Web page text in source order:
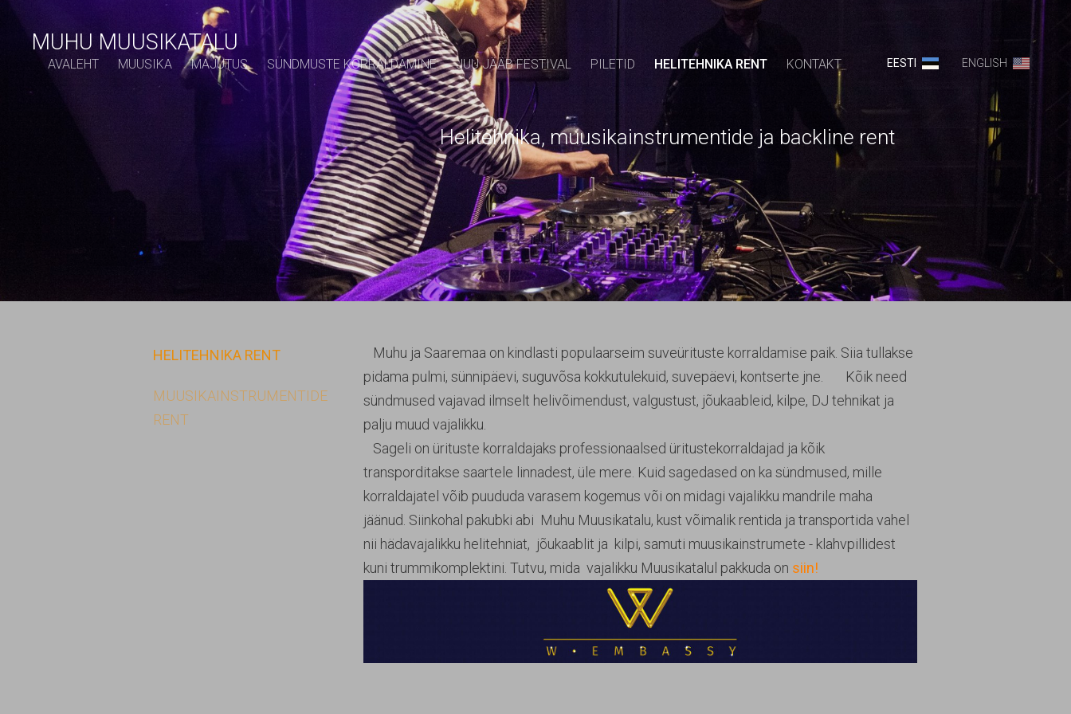
MUHU MUUSIKATALU
AVALEHT MUUSIKA MAJUTUS SÜNDMUSTE KORRALDAMINE JUU JÄÄB FESTIVAL PILETID HELITEHNIKA RENT KONTAKT EESTI ENGLISH
Helitehnika, muusikainstrumentide ja backline rent
HELITEHNIKA RENT
MUUSIKAINSTRUMENTIDE
RENT
Muhu ja Saaremaa on kindlasti populaarseim suveürituste korraldamise paik. Siia tullakse
pidama pulmi, sünnipäevi, suguvõsa kokkutulekuid, suvepäevi, kontserte jne. Kõik need
sündmused vajavad ilmselt helivõimendust, valgustust, jõukaableid, kilpe, DJ tehnikat ja
palju muud vajalikku.
Sageli on ürituste korraldajaks professionaalsed üritustekorraldajad ja kõik
transporditakse saartele linnadest, üle mere. Kuid sagedased on ka sündmused, mille
korraldajatel võib puududa varasem kogemus või on midagi vajalikku mandrile maha
jäänud. Siinkohal pakubki abi Muhu Muusikatalu, kust võimalik rentida ja transportida vahel
nii hädavajalikku helitehniat, jõukaablit ja kilpi, samuti muusikainstrumete - klahvpillidest
kuni trummikomplektini. Tutvu, mida vajalikku Muusikatalul pakkuda on siin!